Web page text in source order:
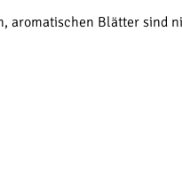
aromatischen Blätter sind